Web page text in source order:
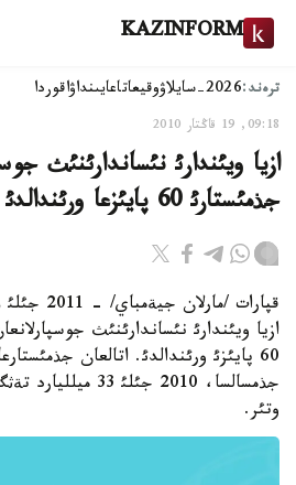
KAZINFORM
ترەند:2026-سايلاۋ وقيعاتاعايىنداۋاقوردا
09:18, 19 قاڭتار 2010
ازيا ويئندارئ نئساندارئنئث
جذمئستارئ 60 پايئزعا ورئندالدئ
قپارات /
ازيا ويئندارئ نئساندارئنئث
جذمسالسا، 2010
وتئر.